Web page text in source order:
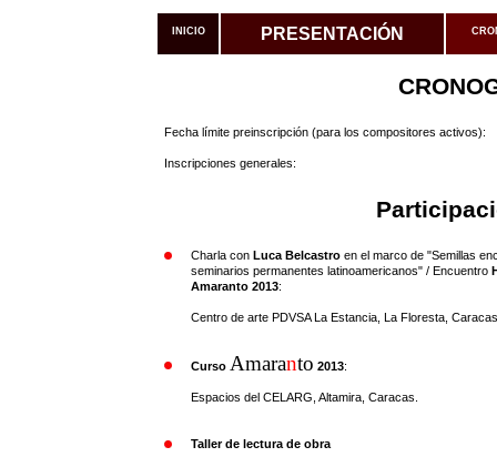
INICIO PRESENTACIÓN
Fecha límite preinscripción (para los compositores activos):
Inscripciones generales:
Charla con Luca Belcastro en el marco de "Semillas
seminarios permanentes latinoamericanos" / Encuentro
Amaranto 2013:
Centro de arte PDVSA La Estancia, La Floresta,
Curso Amaranto 2013:
Espacios del CELARG, Altamira, Caracas.
Taller de lectura de obra